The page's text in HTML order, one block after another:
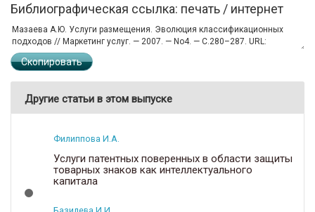
Библиографическая ссылка: печать / интернет
Скопировать
Другие статьи в этом выпуске
Филиппова И.А.
Услуги патентных поверенных в области защиты
товарных знаков как интеллектуального
капитала